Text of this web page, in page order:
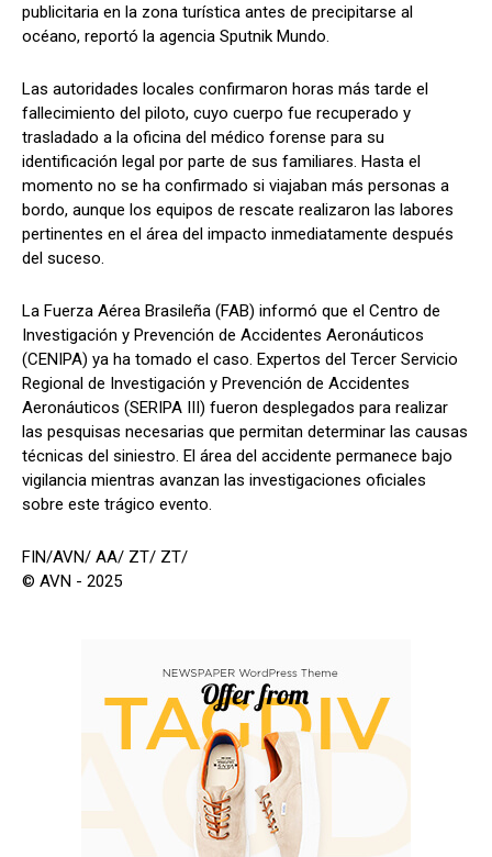
publicitaria en la zona turística antes de precipitarse al
océano, reportó la agencia Sputnik Mundo.
Las autoridades locales confirmaron horas más tarde el
fallecimiento del piloto, cuyo cuerpo fue recuperado y
trasladado a la oficina del médico forense para su
identificación legal por parte de sus familiares. Hasta el
momento no se ha confirmado si viajaban más personas a
bordo, aunque los equipos de rescate realizaron las labores
pertinentes en el área del impacto inmediatamente después
del suceso.
La Fuerza Aérea Brasileña (FAB) informó que el Centro de
Investigación y Prevención de Accidentes Aeronáuticos
(CENIPA) ya ha tomado el caso. Expertos del Tercer Servicio
Regional de Investigación y Prevención de Accidentes
Aeronáuticos (SERIPA III) fueron desplegados para realizar
las pesquisas necesarias que permitan determinar las causas
técnicas del siniestro. El área del accidente permanece bajo
vigilancia mientras avanzan las investigaciones oficiales
sobre este trágico evento.
FIN/AVN/ AA/ ZT/ ZT/
© AVN - 2025